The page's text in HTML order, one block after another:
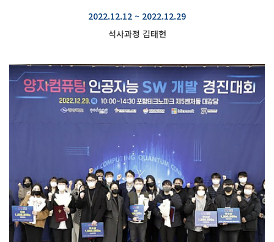
2022.12.12 ~ 2022.12.29
석사과정 김태현